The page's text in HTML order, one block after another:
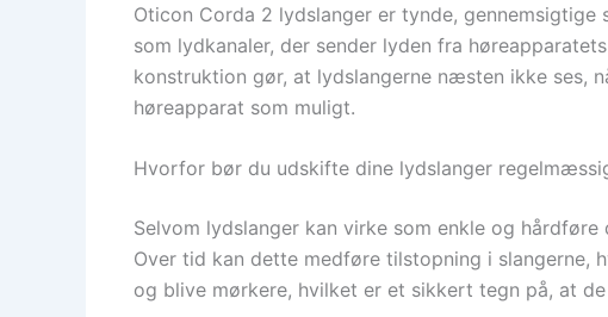
Oticon Corda 2 lydslanger er tynde,
som lydkanaler, der sender lyden fra
konstruktion gør, at lydslangerne næsten ikke ses,
høreapparat som muligt.
Hvorfor bør du udskifte dine lydslanger
Selvom lydslanger kan virke som enkle og
Over tid kan dette medføre tilstopning i slangerne,
og blive mørkere, hvilket er et sikkert tegn på, at